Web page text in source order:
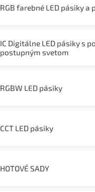
RGB farebné LED pásiky a
IC Digitálne LED pásiky s
postupným svetom
RGBW LED pásiky
CCT LED pásiky
HOTOVÉ SADY